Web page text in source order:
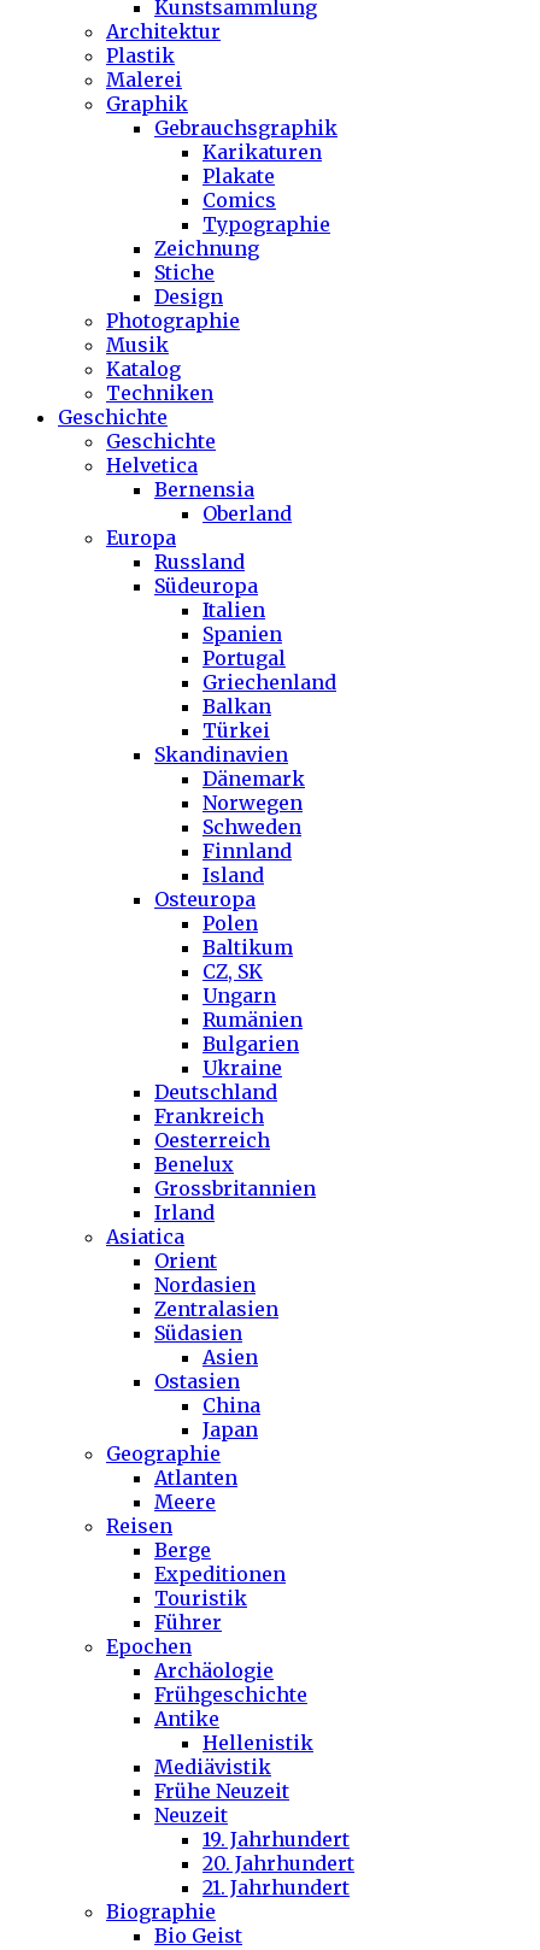
Kunstsammlung
Architektur
Plastik
Malerei
Graphik
Gebrauchsgraphik
Karikaturen
Plakate
Comics
Typographie
Zeichnung
Stiche
Design
Photographie
Musik
Katalog
Techniken
Geschichte
Geschichte
Helvetica
Bernensia
Oberland
Europa
Russland
Südeuropa
Italien
Spanien
Portugal
Griechenland
Balkan
Türkei
Skandinavien
Dänemark
Norwegen
Schweden
Finnland
Island
Osteuropa
Polen
Baltikum
CZ, SK
Ungarn
Rumänien
Bulgarien
Ukraine
Deutschland
Frankreich
Oesterreich
Benelux
Grossbritannien
Irland
Asiatica
Orient
Nordasien
Zentralasien
Südasien
Asien
Ostasien
China
Japan
Geographie
Atlanten
Meere
Reisen
Berge
Expeditionen
Touristik
Führer
Epochen
Archäologie
Frühgeschichte
Antike
Hellenistik
Mediävistik
Frühe Neuzeit
Neuzeit
19. Jahrhundert
20. Jahrhundert
21. Jahrhundert
Biographie
Bio Geist